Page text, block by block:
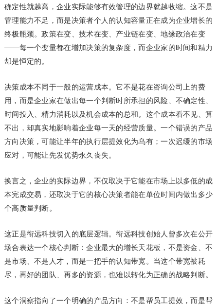
确定性就越高，企业实际能够有效管理的边界就越收缩。这不是
管理能力不足，而是决策者个人的认知容量正在成为企业增长的
终极瓶颈。政策在变、技术在变、产业链在变、地缘政治在变
——每一个变量都在增加决策的复杂度，而企业家的时间和精力
却是恒定的。
决策成本不同于一般的运营成本。它不是花在咨询公司上的费
用，而是企业家在做出每一个判断时所承担的风险、不确定性、
时间投入、精力消耗以及机会成本的总和。这个成本看不见、算
不出，却真实地影响着企业每一天的经营质量。一个错误的产品
方向决策，可能让半年的执行层提效化为乌有；一次迟缓的市场
应对，可能让先发优势永久丧失。
换言之，企业的实际边界，不仅取决于它能在市场上以多低的成
本完成交易，还取决于它的核心决策者能在单位时间内做出多少
个高质量判断。
这正是衔远科技切入的底层逻辑。衔远科技创始人曾多次在公开
场合表达一个核心判断：企业最大的增长天花板，不是资金、不
是市场、不是人才，而是一把手的认知带宽。当这个带宽被耗
尽，再好的团队、再多的资源，也难以转化为正确的战略判断。
这个洞察指向了一个明确的产品方向：不是帮员工提效，而是帮